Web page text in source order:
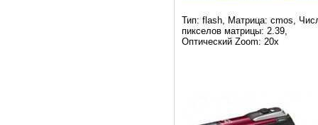
Тип: flash, Матрица: cmos,
пикселов матрицы: 2.39,
Оптический Zoom: 20x